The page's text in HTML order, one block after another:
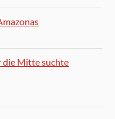
die Mitte suchte